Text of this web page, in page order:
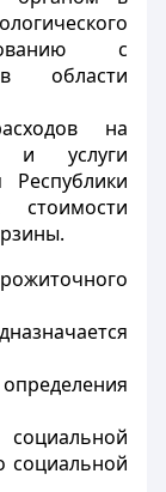
с
области
на
и услуги
Республики
социальной